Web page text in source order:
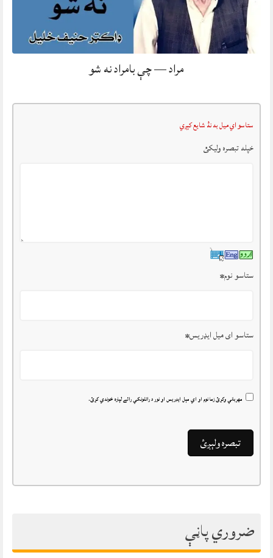
مراد — چې بامراد نه شو
ستاسو اي ميل به نۀ شايع کېږي
خپله تبصرہ وليکئ
ستاسو نوم*
ستاسو ای میل ایډریس*
مهرباني وکړئ زما نوم او اي مېل ايډريس او نور د راتلونکي رائے لپاره خوندي کړئ.
ضروري پاڼې